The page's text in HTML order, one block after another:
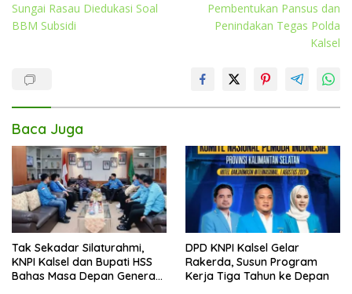
Sungai Rasau Diedukasi Soal
BBM Subsidi
Pembentukan Pansus dan
Penindakan Tegas Polda
Kalsel
Baca Juga
Tak Sekadar Silaturahmi,
KNPI Kalsel dan Bupati HSS
Bahas Masa Depan Generasi
DPD KNPI Kalsel Gelar
Rakerda, Susun Program
Kerja Tiga Tahun ke Depan